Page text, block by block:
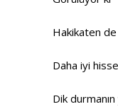
Hakikaten
Daha iyi
Dik